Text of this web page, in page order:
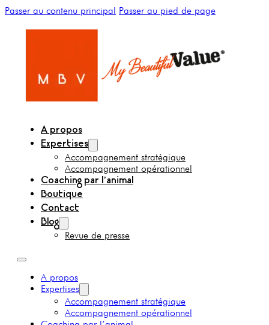
Passer au contenu principal Passer au pied de page
A propos
Expertises
Accompagnement stratégique
Accompagnement opérationnel
Coaching par l’animal
Boutique
Contact
Blog
Revue de presse
A propos
Expertises
Accompagnement stratégique
Accompagnement opérationnel